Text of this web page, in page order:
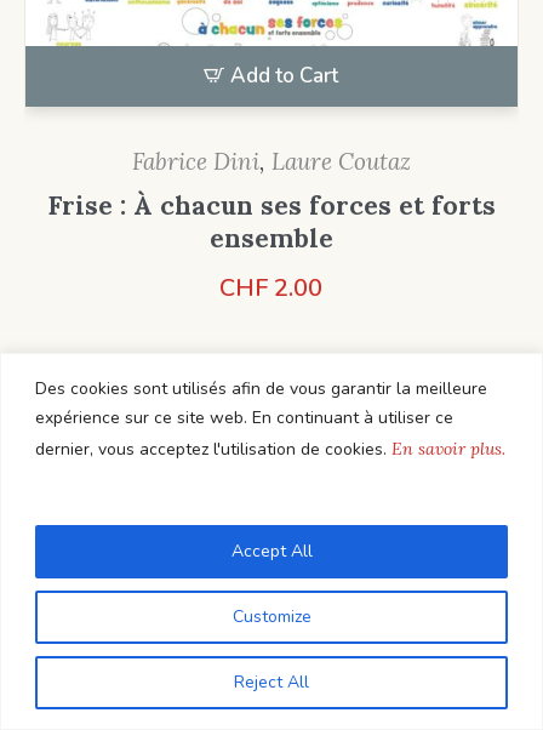
Des cookies sont utilisés afin de vous garantir la meilleure
expérience sur ce site web. En continuant à utiliser ce
dernier, vous acceptez l'utilisation de cookies. En savoir plus.
Customize
Reject All
Accept All
Add to Cart
Fabrice Dini, Laure Coutaz
Frise : À chacun ses forces et forts
ensemble
CHF 2.00
Add to Cart
Règle du feedback
CHF7.50